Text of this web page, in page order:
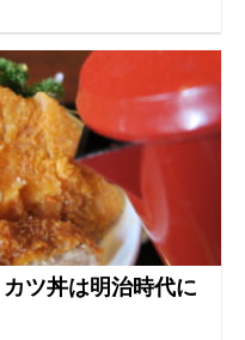
ツ丼は明治時代に